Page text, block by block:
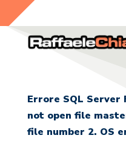
Errore SQL Server
not open file
file number 2. OS